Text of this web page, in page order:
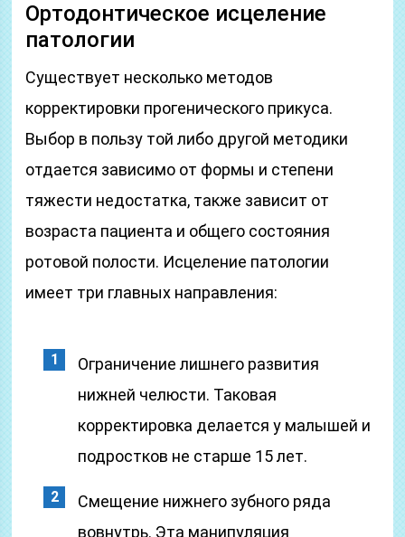
Ортодонтическое исцеление
патологии
Существует несколько методов
корректировки прогенического прикуса.
Выбор в пользу той либо другой методики
отдается зависимо от формы и степени
тяжести недостатка, также зависит от
возраста пациента и общего состояния
ротовой полости. Исцеление патологии
имеет три главных направления:
Ограничение лишнего развития
нижней челюсти. Таковая
корректировка делается у малышей и
подростков не старше 15 лет.
Смещение нижнего зубного ряда
вовнутрь. Эта манипуляция